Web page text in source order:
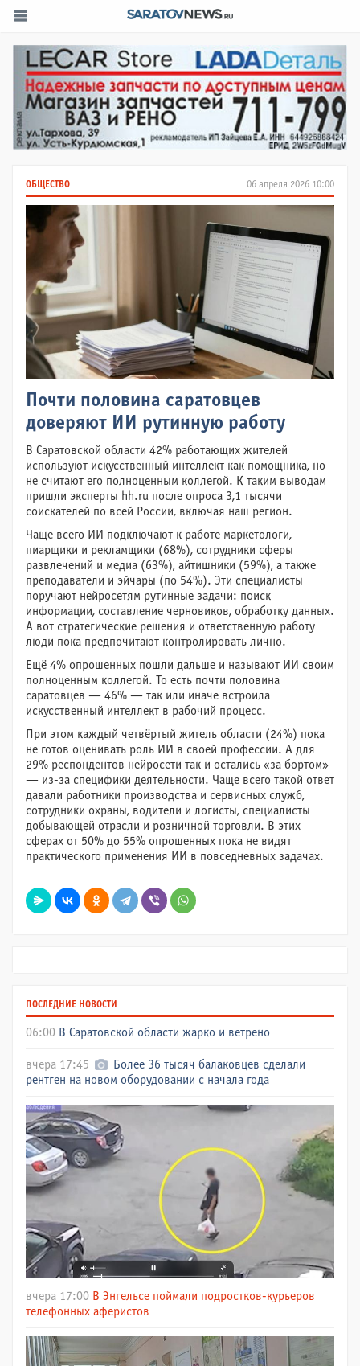
06 апреля 2026 10:00
ОБЩЕСТВО
Почти половина саратовцев
доверяют ИИ рутинную работу
В Саратовской области 42% работающих жителей
используют искусственный интеллект как помощника, но
не считают его полноценным коллегой. К таким выводам
пришли эксперты hh.ru после опроса 3,1 тысячи
соискателей по всей России, включая наш регион.
Чаще всего ИИ подключают к работе маркетологи,
пиарщики и рекламщики (68%), сотрудники сферы
развлечений и медиа (63%), айтишники (59%), а также
преподаватели и эйчары (по 54%). Эти специалисты
поручают нейросетям рутинные задачи: поиск
информации, составление черновиков, обработку данных.
А вот стратегические решения и ответственную работу
люди пока предпочитают контролировать лично.
Ещё 4% опрошенных пошли дальше и называют ИИ своим
полноценным коллегой. То есть почти половина
саратовцев — 46% — так или иначе встроила
искусственный интеллект в рабочий процесс.
При этом каждый четвёртый житель области (24%) пока
не готов оценивать роль ИИ в своей профессии. А для
29% респондентов нейросети так и остались «за бортом»
— из-за специфики деятельности. Чаще всего такой ответ
давали работники производства и сервисных служб,
сотрудники охраны, водители и логисты, специалисты
добывающей отрасли и розничной торговли. В этих
сферах от 50% до 55% опрошенных пока не видят
практического применения ИИ в повседневных задачах.
ПОСЛЕДНИЕ НОВОСТИ
06:00 В Саратовской области жарко и ветрено
вчера 17:45
Более 36 тысяч балаковцев сделали
рентген на новом оборудовании с начала года
вчера 17:00 В Энгельсе поймали подростков-курьеров
телефонных аферистов